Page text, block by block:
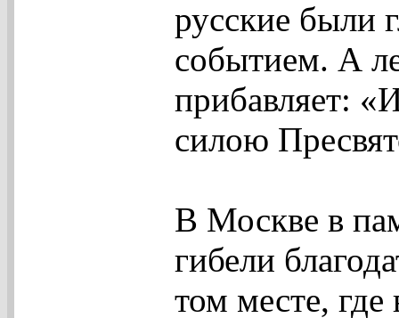
русские были
событием. А
прибавляет:
силою
В Москве в
гибели
том месте,